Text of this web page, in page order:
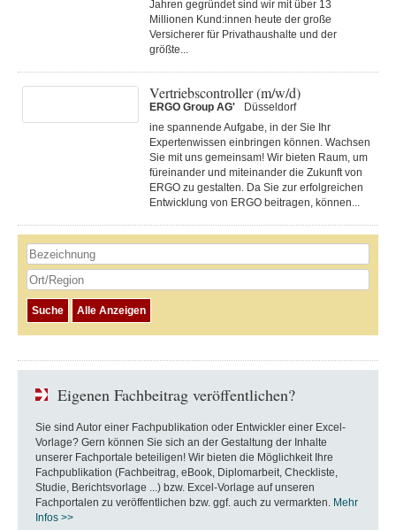
Jahren gegründet sind wir mit über 13
Millionen Kund:innen heute der große
Versicherer für Privathaushalte und der
größte...
Vertriebscontroller (m/w/d)
ERGO Group AG'
Düsseldorf
ine spannende Aufgabe, in der Sie Ihr
Expertenwissen einbringen können. Wachsen
Sie mit uns gemeinsam! Wir bieten Raum, um
füreinander und miteinander die Zukunft von
ERGO zu gestalten. Da Sie zur erfolgreichen
Entwicklung von ERGO beitragen, können...
Eigenen Fachbeitrag veröffentlichen?
Sie sind Autor einer Fachpublikation oder Entwickler einer Excel-
Vorlage? Gern können Sie sich an der Gestaltung der Inhalte
unserer Fachportale beteiligen! Wir bieten die Möglichkeit Ihre
Fachpublikation (Fachbeitrag, eBook, Diplomarbeit, Checkliste,
Studie, Berichtsvorlage ...) bzw. Excel-Vorlage auf unseren
Fachportalen zu veröffentlichen bzw. ggf. auch zu vermarkten. Mehr
Infos >>